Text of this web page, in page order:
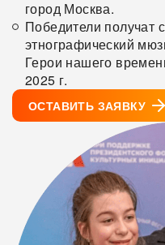
город Москва.
Победители получат
этнографический
Герои нашего
2025 г.
ОСТАВИТЬ ЗАЯВКУ